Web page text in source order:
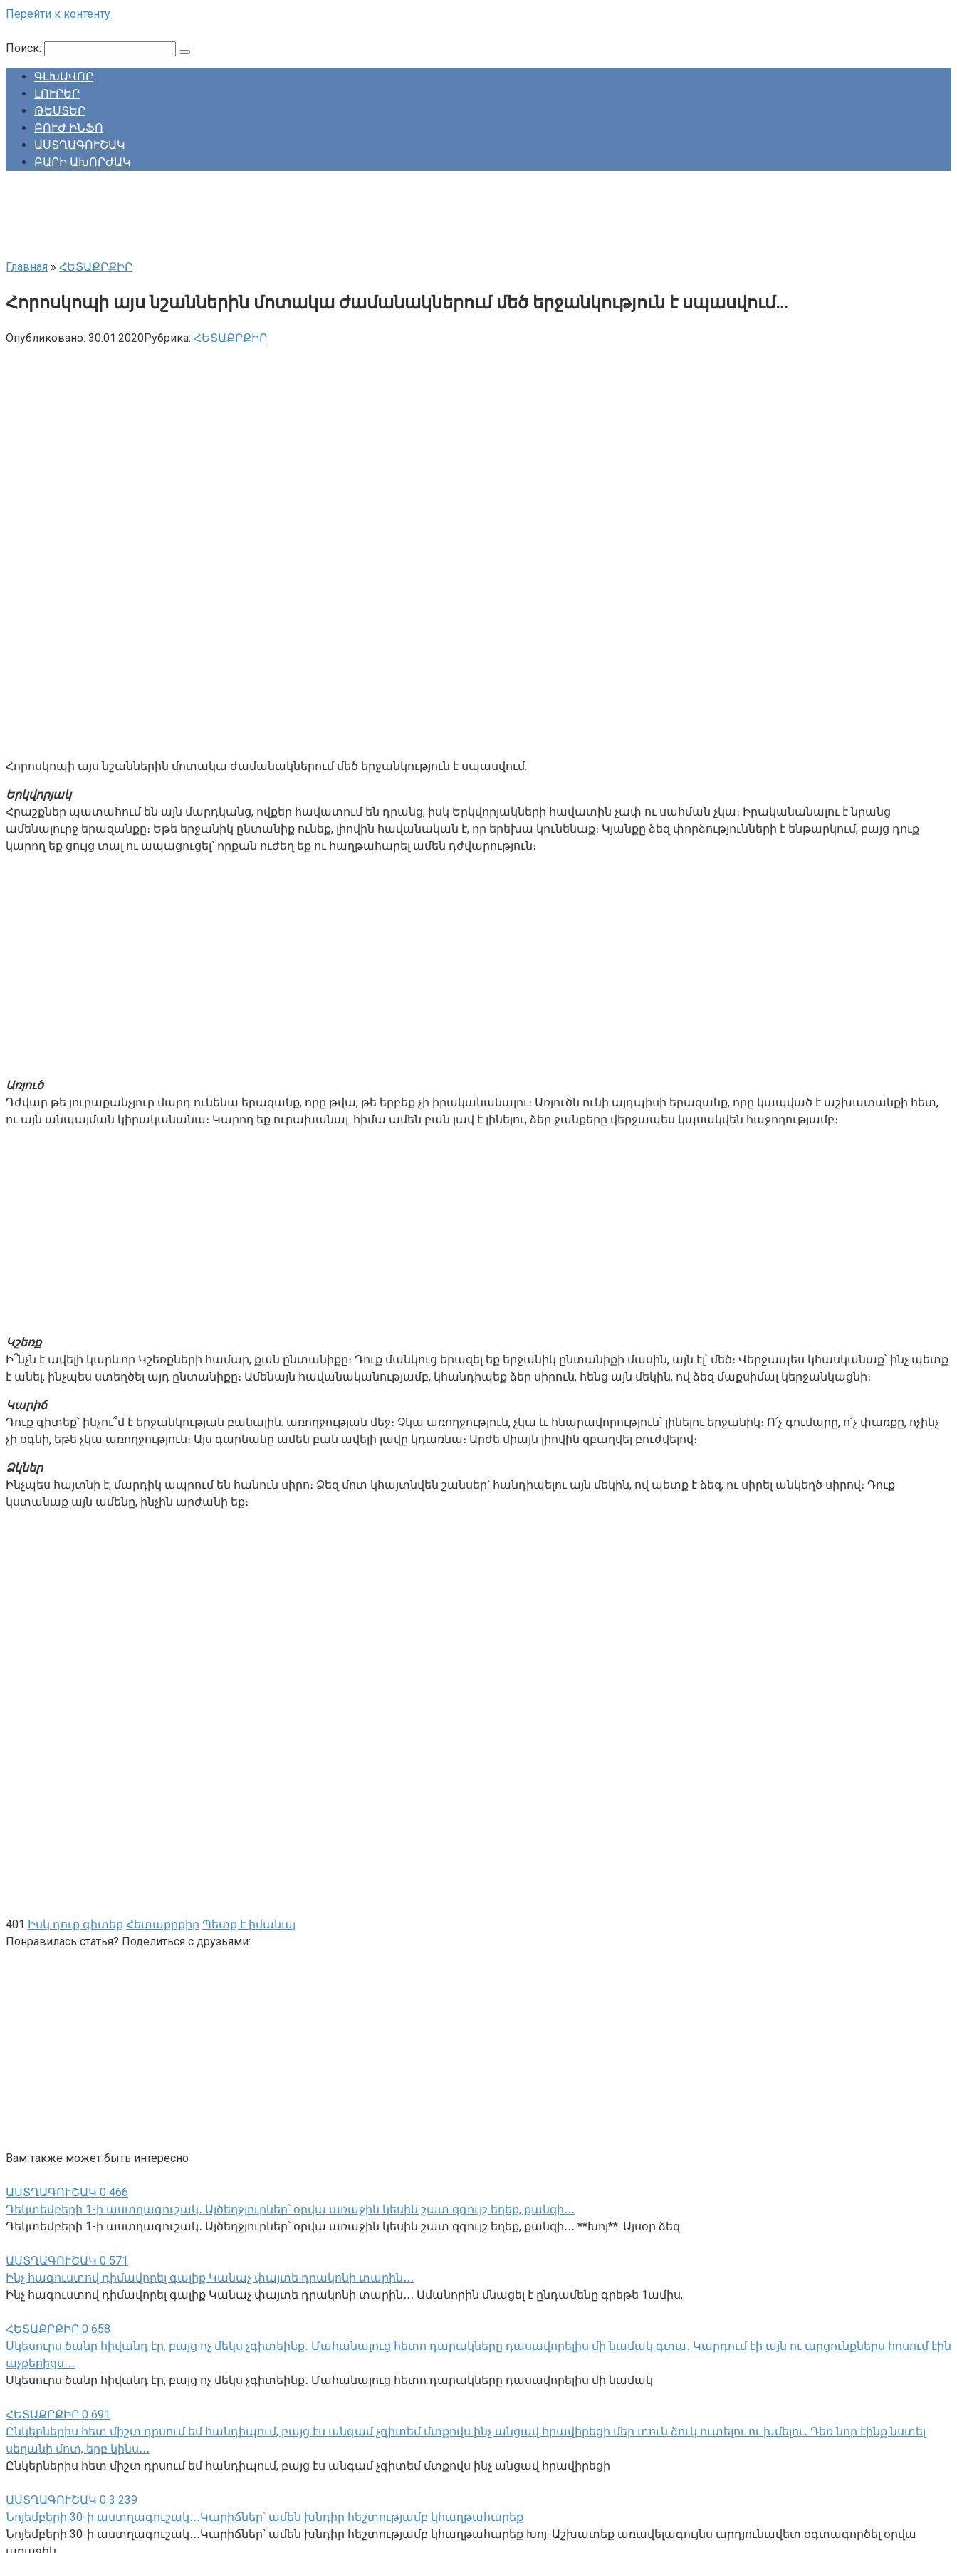
Перейти к контенту
Поиск:
ԳԼԽԱՎՈՐ
ԼՈՒՐԵՐ
ԹԵՍՏԵՐ
ԲՈՒԺ ԻՆՖՈ
ԱՍՏՂԱԳՈՒՇԱԿ
ԲԱՐԻ ԱԽՈՐԺԱԿ
Главная » ՀԵՏԱՔՐՔԻՐ
Հորոսկոպի այս նշաններին մոտակա ժամանակներում մեծ երջանկություն է սպասվում…
Опубликовано: 30.01.2020Рубрика: ՀԵՏԱՔՐՔԻՐ
Հորոսկոպի այս նշաններին մոտակա ժամանակներում մեծ երջանկություն է սպասվում.
Երկվորյակ
Հրաշքներ պատահում են այն մարդկանց, ովքեր հավատում են դրանց, իսկ Երկվորյակների հավատին չափ ու սահման չկա։ Իրականանալու է նրանց
ամենալուրջ երազանքը։ Եթե երջանիկ ընտանիք ունեք, լիովին հավանական է, որ երեխա կունենաք։ Կյանքը ձեզ փորձությունների է ենթարկում, բայց դուք
կարող եք ցույց տալ ու ապացուցել՝ որքան ուժեղ եք ու հաղթահարել ամեն դժվարություն։
Առյուծ
Դժվար թե յուրաքանչյուր մարդ ունենա երազանք, որը թվա, թե երբեք չի իրականանալու։ Առյուծն ունի այդպիսի երազանք, որը կապված է աշխատանքի հետ,
ու այն անպայման կիրականանա։ Կարող եք ուրախանալ. հիմա ամեն բան լավ է լինելու, ձեր ջանքերը վերջապես կպսակվեն հաջողությամբ։
Կշեռք
Ի՞նչն է ավելի կարևոր Կշեռքների համար, քան ընտանիքը։ Դուք մանկուց երազել եք երջանիկ ընտանիքի մասին, այն էլ՝ մեծ։ Վերջապես կհասկանաք՝ ինչ պետք
է անել, ինչպես ստեղծել այդ ընտանիքը։ Ամենայն հավանականությամբ, կհանդիպեք ձեր սիրուն, հենց այն մեկին, ով ձեզ մաքսիմալ կերջանկացնի։
Կարիճ
Դուք գիտեք՝ ինչու՞մ է երջանկության բանալին. առողջության մեջ։ Չկա առողջություն, չկա և հնարավորություն՝ լինելու երջանիկ։ Ո՛չ գումարը, ո՛չ փառքը, ոչինչ
չի օգնի, եթե չկա առողջություն։ Այս գարնանը ամեն բան ավելի լավը կդառնա։ Արժե միայն լիովին զբաղվել բուժվելով։
Ձկներ
Ինչպես հայտնի է, մարդիկ ապրում են հանուն սիրո։ Ձեզ մոտ կհայտնվեն շանսեր՝ հանդիպելու այն մեկին, ով պետք է ձեզ, ու սիրել անկեղծ սիրով։ Դուք
կստանաք այն ամենը, ինչին արժանի եք։
401 Իսկ դուք գիտեք Հետաքրքիր Պետք է իմանալ
Понравилась статья? Поделиться с друзьями:
Вам также может быть интересно
ԱՍՏՂԱԳՈՒՇԱԿ 0 466
Դեկտեմբերի 1-ի աստղագուշակ․ Այծեղջյուրներ՝ օրվա առաջին կեսին շատ զգույշ եղեք, քանզի․․․
Դեկտեմբերի 1-ի աստղագուշակ․ Այծեղջյուրներ՝ օրվա առաջին կեսին շատ զգույշ եղեք, քանզի․․․ **Խոյ**. Այսօր ձեզ
ԱՍՏՂԱԳՈՒՇԱԿ 0 571
Ինչ հագուստով դիմավորել գալիք Կանաչ փայտե դրակոնի տարին․․․
Ինչ հագուստով դիմավորել գալիք Կանաչ փայտե դրակոնի տարին․․․ Ամանորին մնացել է ընդամենը գրեթե 1ամիս,
ՀԵՏԱՔՐՔԻՐ 0 658
Սկեսուրս ծանր հիվանդ էր, բայց ոչ մեկս չգիտեինք․ Մահանալուց հետո դարակները դասավորելիս մի նամակ գտա․ Կարդում էի այն ու արցունքներս հոսում էին
աչքերիցս․․․
Սկեսուրս ծանր հիվանդ էր, բայց ոչ մեկս չգիտեինք․ Մահանալուց հետո դարակները դասավորելիս մի նամակ
ՀԵՏԱՔՐՔԻՐ 0 691
Ընկերներիս հետ միշտ դրսում եմ հանդիպում, բայց էս անգամ չգիտեմ մտքովս ինչ անցավ հրավիրեցի մեր տուն ձուկ ուտելու ու խմելու․ Դեռ նոր էինք նստել
սեղանի մոտ, երբ կինս․․․
Ընկերներիս հետ միշտ դրսում եմ հանդիպում, բայց էս անգամ չգիտեմ մտքովս ինչ անցավ հրավիրեցի
ԱՍՏՂԱԳՈՒՇԱԿ 0 3 239
Նոյեմբերի 30-ի աստղագուշակ․․․Կարիճներ՝ ամեն խնդիր հեշտությամբ կհաղթահարեք
Նոյեմբերի 30-ի աստղագուշակ․․․Կարիճներ՝ ամեն խնդիր հեշտությամբ կհաղթահարեք Խոյ: Աշխատեք առավելագույնս արդյունավետ օգտագործել օրվա